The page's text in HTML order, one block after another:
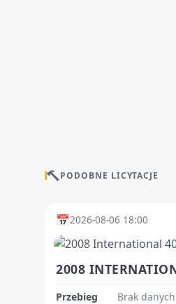
PODOBNE LICYTACJE
📅2026-08-06 18:00
Przebieg
Brak danych